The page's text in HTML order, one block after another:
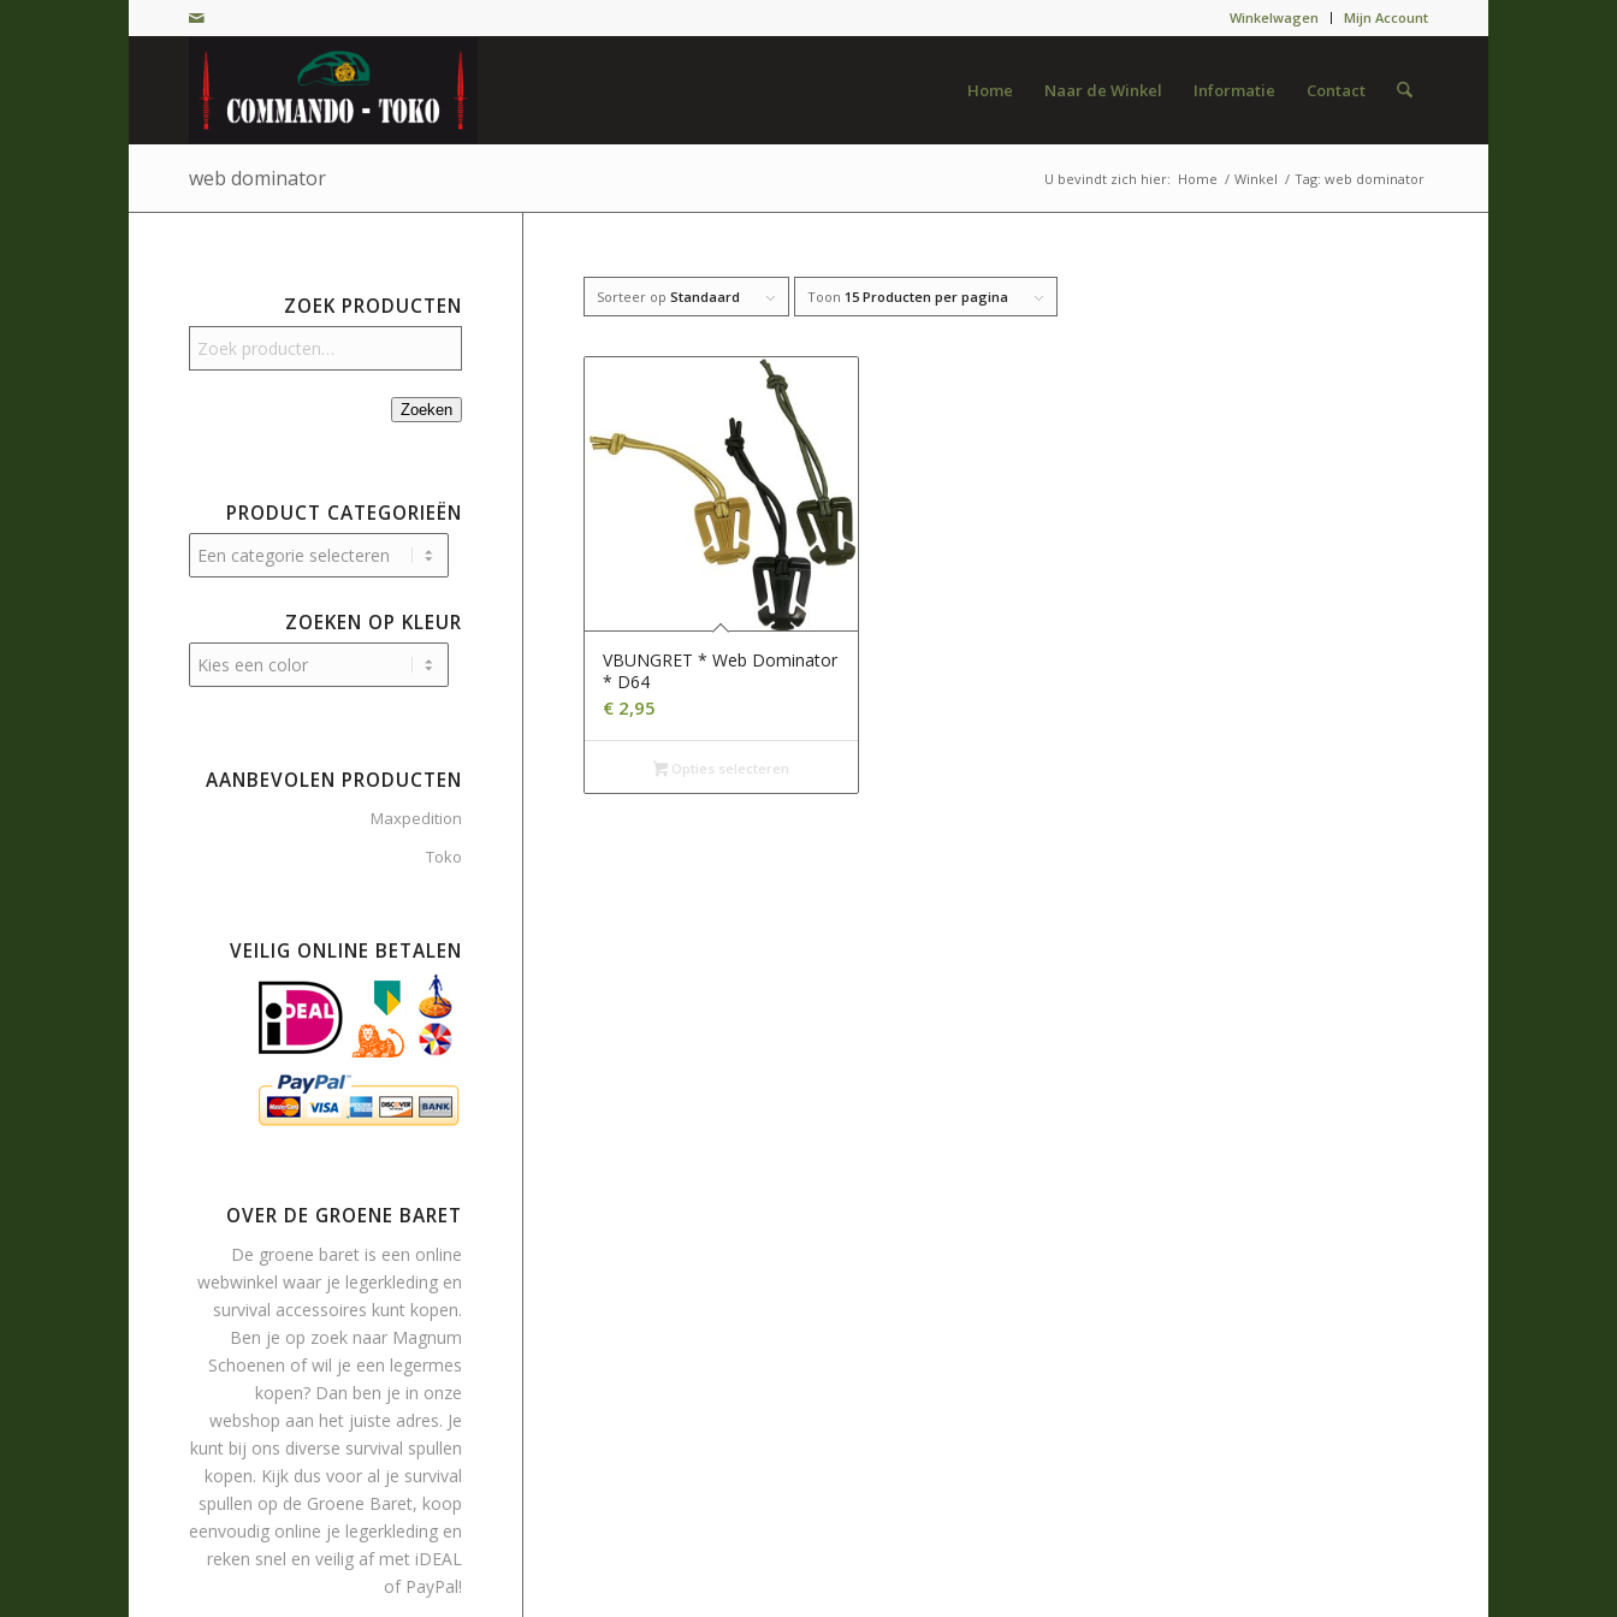
Winkelwagen Mijn Account
Home Naar de Winkel Informatie Contact
web dominator U bevindt zich hier: Home / Winkel / Tag: web dominator
Sorteer opStandaard Toon 15 Producten per pagina
VBUNGRET * Web Dominator
* D64
€ 2,95
Opties selecteren
ZOEK PRODUCTEN
Zoeken
PRODUCT CATEGORIEËN
ZOEKEN OP KLEUR
AANBEVOLEN PRODUCTEN
Maxpedition
Toko
VEILIG ONLINE BETALEN
OVER DE GROENE BARET
De groene baret is een online
webwinkel waar je legerkleding en
survival accessoires kunt kopen.
Ben je op zoek naar Magnum
Schoenen of wil je een legermes
kopen? Dan ben je in onze
webshop aan het juiste adres. Je
kunt bij ons diverse survival spullen
kopen. Kijk dus voor al je survival
spullen op de Groene Baret, koop
eenvoudig online je legerkleding en
reken snel en veilig af met iDEAL
of PayPal!